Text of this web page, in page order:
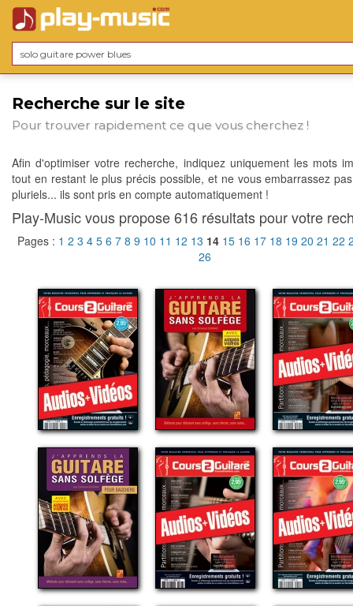
Recherche sur le site
Pour trouver rapidement ce que vous cherchez !
Afin d'optimiser votre recherche, indiquez uniquement les mots
tout en restant le plus précis possible, et ne vous embarrassez
pluriels... ils sont pris en compte automatiquement !
Play-Music vous propose 616 résultats pour votre
Pages : 1 2 3 4 5 6 7 8 9 10 11 12 13 14 15 16 17 18 19 20 21 22
26